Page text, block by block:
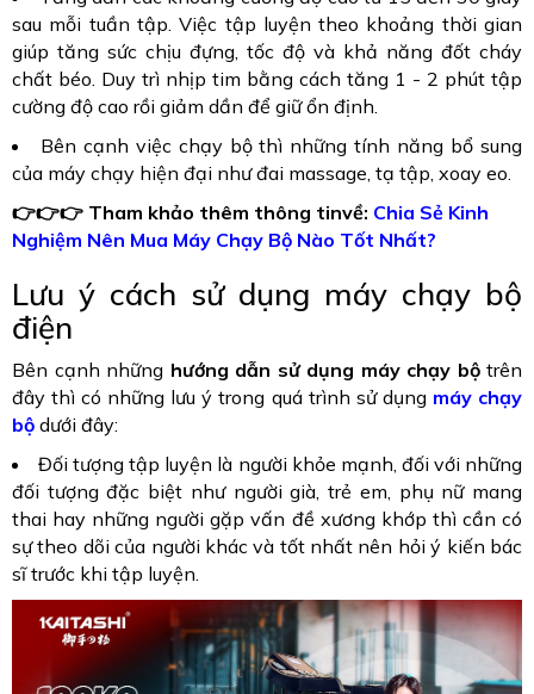
sau mỗi tuần tập. Việc tập luyện theo khoảng thời gian
giúp tăng sức chịu đựng, tốc độ và khả năng đốt cháy
chất béo. Duy trì nhịp tim bằng cách tăng 1 - 2 phút tập
cường độ cao rồi giảm dần để giữ ổn định.
Bên cạnh việc chạy bộ thì những tính năng bổ sung
của máy chạy hiện đại như đai massage, tạ tập, xoay eo.
👉👉👉 Tham khảo thêm thông tinvề: Chia Sẻ Kinh
Nghiệm Nên Mua Máy Chạy Bộ Nào Tốt Nhất?
Lưu ý cách sử dụng máy chạy bộ
điện
Bên cạnh những hướng dẫn sử dụng máy chạy bộtrên
đây thì có những lưu ý trong quá trình sử dụng máy chạy
bộ dưới đây:
Đối tượng tập luyện là người khỏe mạnh, đối với những
đối tượng đặc biệt như người già, trẻ em, phụ nữ mang
thai hay những người gặp vấn đề xương khớp thì cần có
sự theo dõi của người khác và tốt nhất nên hỏi ý kiến bác
sĩ trước khi tập luyện.